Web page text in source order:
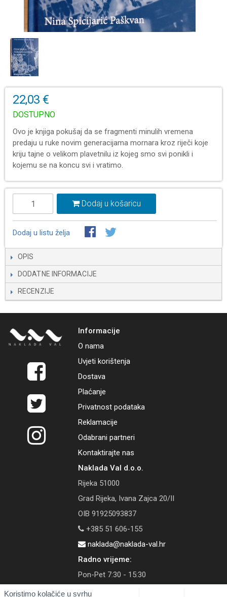
Koristimo kolačiće u svrhu
22,03 €
DOSTUPNO
Ovo je knjiga pokušaj da se fragmenti minulih vremena
predaju u ruke novim generacijama mornara kroz riječi koje
kriju tajne o velikom plavetnilu iz kojeg smo svi ponikli i
kojemu se na koncu svi i vratimo.
Dodaj u košaricu
Dodaj u listu želja
OPIS
DODATNE INFORMACIJE
RECENZIJE
Informacije
O nama
Uvjeti korištenja
Dostava
Plaćanje
Privatnost podataka
Reklamacije
Odabrani partneri
Kontaktirajte nas
Naklada Val d.o.o.
Rijeka 51000
Grad Rijeka, Ivana Zajca 20/II
OIB 91925093837
+385 51 606-155
naklada@naklada-val.hr
Radno vrijeme:
Pon-Pet 7:30 - 15:30